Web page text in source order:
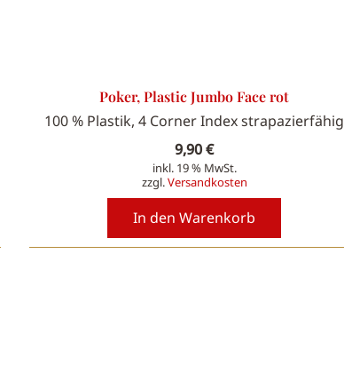
Poker, Plastic Jumbo Face rot
100 % Plastik, 4 Corner Index strapazierfähig
9,90€
inkl. 19 % MwSt.
zzgl.Versandkosten
In den Warenkorb